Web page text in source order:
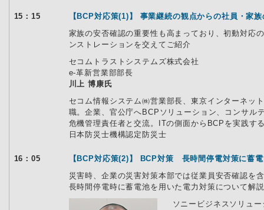
15：15
【BCP対応策(1)】 事業継続の観点からの社員・家
家族の安否確認の重要性も高まっており、初動対応
ンストレーションを交えてご紹介
セコムトラストシステムズ株式会社
e-革新営業部部長
川上 博康氏
セコム情報システム㈱営業部長、東京インターネッ
職。企業、官公庁へBCPソリューション、コンサル
危機管理責任者と交流。ITの側面からBCPを実践す
日本防災士機構認定防災士
16：05
【BCP対応策(2)】 BCP対策 長時間停電対策に蓄
災害時、企業の災害対策本部では従業員安否確認を
長時間停電時に蓄電池を用いた電力対策について解説
ソニービジネスソリュ